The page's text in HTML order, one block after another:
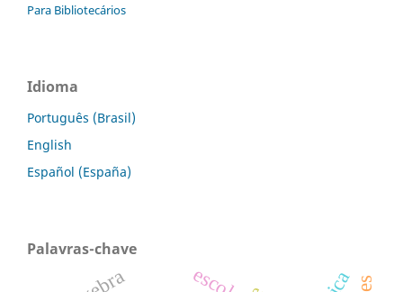
Para Bibliotecários
Idioma
Português (Brasil)
English
Español (España)
Palavras-chave